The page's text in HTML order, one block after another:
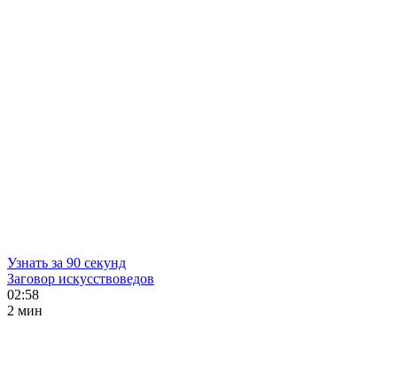
Узнать за 90 секунд
Заговор искусствоведов
02:58
2 мин